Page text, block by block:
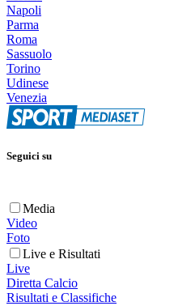
Napoli
Parma
Roma
Sassuolo
Torino
Udinese
Venezia
Seguici su
Media
Video
Foto
Live e Risultati
Live
Diretta Calcio
Risultati e Classifiche